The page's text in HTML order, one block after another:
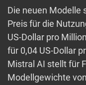
Die neuen Modelle
Preis für die
US-Dollar pro
für 0,04 US-Dollar
Mistral AI stellt für
Modellgewichte von